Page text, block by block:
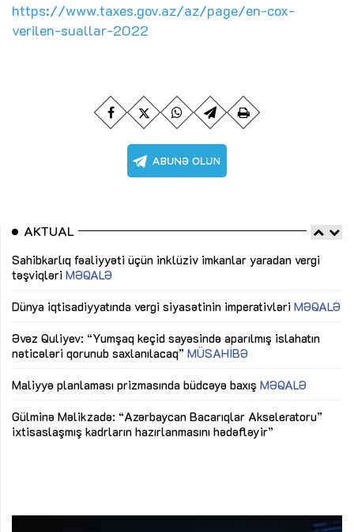
https://www.taxes.gov.az/az/page/en-cox-
verilen-suallar-2022
AKTUAL
Sahibkarlıq fəaliyyəti üçün inklüziv imkanlar yaradan vergi
təşviqləri MƏQALƏ
Dünya iqtisadiyyatında vergi siyasətinin imperativləri MƏQALƏ
Əvəz Quliyev: “Yumşaq keçid sayəsində aparılmış islahatın
nəticələri qorunub saxlanılacaq” MÜSAHİBƏ
Maliyyə planlaması prizmasında büdcəyə baxış MƏQALƏ
Gülminə Məlikzadə: “Azərbaycan Bacarıqlar Akseleratoru”
ixtisaslaşmış kadrların hazırlanmasını hədəfləyir”